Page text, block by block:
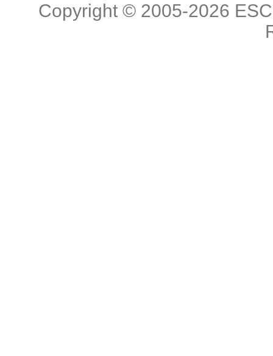
Copyright © 2005-2026